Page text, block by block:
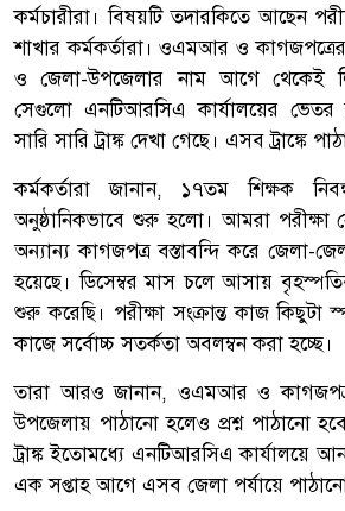
কর্মচারীরা। বিষয়টি তদারকিতে আছেন
শাখার কর্মকর্তারা। ওএমআর ও
ও জেলা-উপজেলার নাম আগে থেকেই
সেগুলো এনটিআরসিএ কার্যালয়ের ভেতর
সারি সারি ট্রাঙ্ক দেখা গেছে। এসব ট্রাঙ্কে
কর্মকর্তারা জানান, ১৭তম শিক্ষক
অনুষ্ঠানিকভাবে শুরু হলো। আমরা
অন্যান্য কাগজপত্র বস্তাবন্দি করে জেলা-
হয়েছে। ডিসেম্বর মাস চলে আসায়
শুরু করেছি। পরীক্ষা সংক্রান্ত কাজ
কাজে সর্বোচ্চ সতর্কতা অবলম্বন করা হচ্ছে।
তারা আরও জানান, ওএমআর ও কাগজপত্র
উপজেলায় পাঠানো হলেও প্রশ্ন পাঠানো
ট্রাঙ্ক ইতোমধ্যে এনটিআরসিএ কার্যালয়ে
এক সপ্তাহ আগে এসব জেলা পর্যায়ে